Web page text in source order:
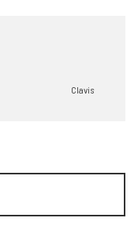
Clavis